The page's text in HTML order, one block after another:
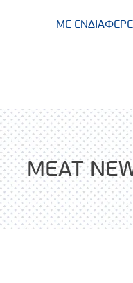
ΜΕ
MEAT